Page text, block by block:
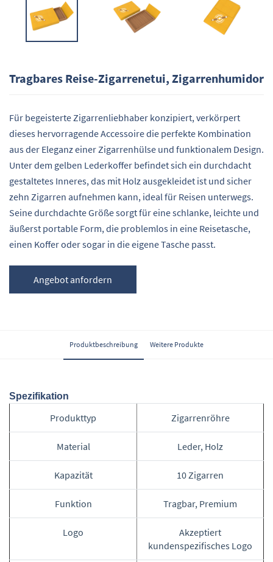
Tragbares Reise-Zigarrenetui, Zigarrenhumidor
Für begeisterte Zigarrenliebhaber konzipiert, verkörpert
dieses hervorragende Accessoire die perfekte Kombination
aus der Eleganz einer Zigarrenhülse und funktionalem Design.
Unter dem gelben Lederkoffer befindet sich ein durchdacht
gestaltetes Inneres, das mit Holz ausgekleidet ist und sicher
zehn Zigarren aufnehmen kann, ideal für Reisen unterwegs.
Seine durchdachte Größe sorgt für eine schlanke, leichte und
äußerst portable Form, die problemlos in eine Reisetasche,
einen Koffer oder sogar in die eigene Tasche passt.
Angebot anfordern
Produktbeschreibung Weitere Produkte
Spezifikation
Produkttyp Zigarrenröhre
Material Leder, Holz
Kapazität 10 Zigarren
Funktion Tragbar, Premium
Logo
Akzeptiert
kundenspezifisches Logo